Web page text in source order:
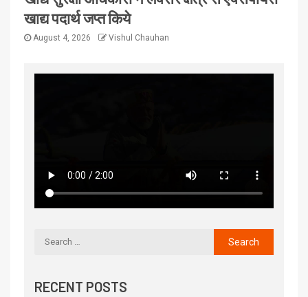
खाद्य पदार्थ जप्त किये
August 4, 2026 Vishul Chauhan
RECENT POSTS